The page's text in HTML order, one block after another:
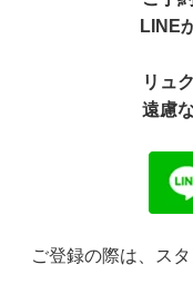
LINE
リュ
遠慮
ご登録の際は、ス